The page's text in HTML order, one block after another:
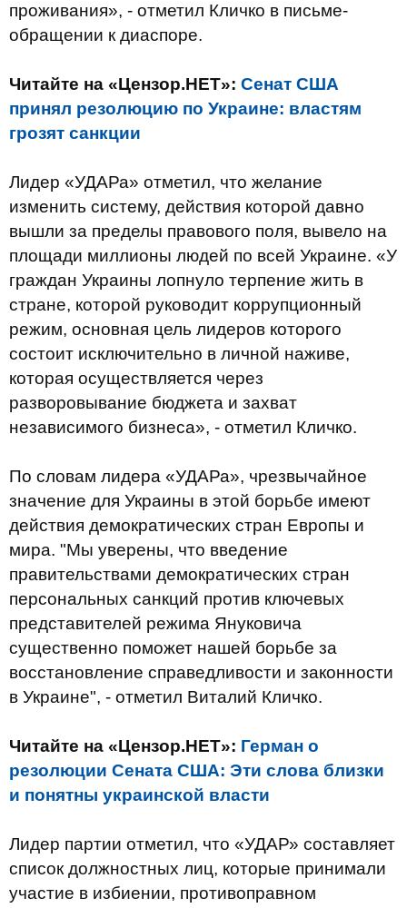
проживания», - отметил Кличко в письме-
обращении к диаспоре.
Читайте на «Цензор.НЕТ»: Сенат США
принял резолюцию по Украине: властям
грозят санкции
Лидер «УДАРа» отметил, что желание
изменить систему, действия которой давно
вышли за пределы правового поля, вывело на
площади миллионы людей по всей Украине. «У
граждан Украины лопнуло терпение жить в
стране, которой руководит коррупционный
режим, основная цель лидеров которого
состоит исключительно в личной наживе,
которая осуществляется через
разворовывание бюджета и захват
независимого бизнеса», - отметил Кличко.
По словам лидера «УДАРа», чрезвычайное
значение для Украины в этой борьбе имеют
действия демократических стран Европы и
мира. "Мы уверены, что введение
правительствами демократических стран
персональных санкций против ключевых
представителей режима Януковича
существенно поможет нашей борьбе за
восстановление справедливости и законности
в Украине", - отметил Виталий Кличко.
Читайте на «Цензор.НЕТ»: Герман о
резолюции Сената США: Эти слова близки
и понятны украинской власти
Лидер партии отметил, что «УДАР» составляет
список должностных лиц, которые принимали
участие в избиении, противоправном